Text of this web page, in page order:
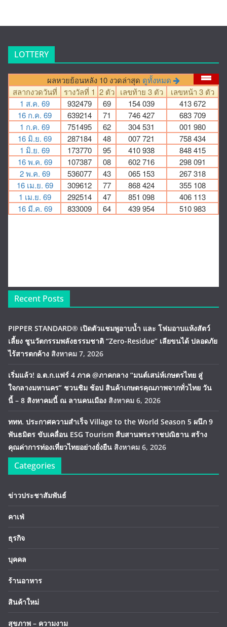
LOTTERY
Recent Posts
PIPPER STANDARD® เปิดตัวแชมพูอาบน้ำ และ โฟมอาบแห้งสัตว์
เลี้ยง ชูนวัตกรรมพลังธรรมชาติ “Zero-Residue” เลียขนได้ ปลอดภัย
ไร้สารตกค้าง สิงหาคม 7, 2026
เริ่มแล้ว! อ.ต.ก.แฟร์ 4 ภาค @ภาคกลาง “มนต์เสน่ห์เกษตรไทย สู่
ใจกลางมหานคร” ชวนชิม ช้อป สินค้าเกษตรคุณภาพจากทั่วไทย วัน
นี้ – 8 สิงหาคมนี้ ณ ลานคนเมือง สิงหาคม 6, 2026
ททท. ประกาศความสำเร็จ Village to the World Season 5 ผนึก 9
พันธมิตร ขับเคลื่อน ESG Tourism สืบสานพระราชปณิธาน สร้าง
คุณค่าการท่องเที่ยวไทยอย่างยั่งยืน สิงหาคม 6, 2026
Categories
ข่าวประชาสัมพันธ์
คาเฟ่
ธุรกิจ
บุคคล
ร้านอาหาร
สินค้าใหม่
สุขภาพ – ความงาม